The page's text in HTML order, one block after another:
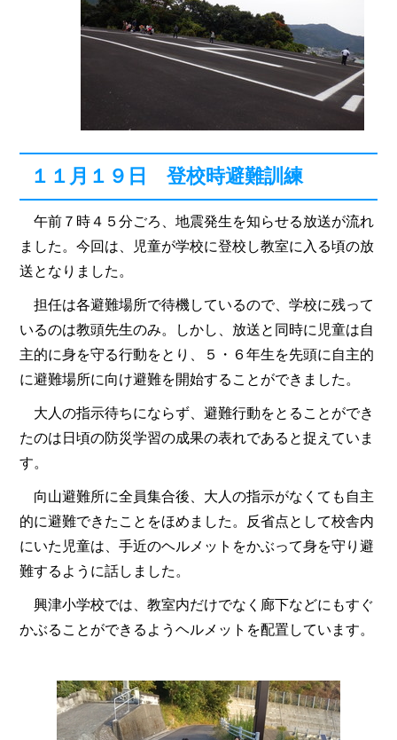
１１月１９日 登校時避難訓練
午前７時４５分ごろ、地震発生を知らせる放送が流れ
ました。今回は、児童が学校に登校し教室に入る頃の放
送となりました。
担任は各避難場所で待機しているので、学校に残って
いるのは教頭先生のみ。しかし、放送と同時に児童は自
主的に身を守る行動をとり、５・６年生を先頭に自主的
に避難場所に向け避難を開始することができました。
大人の指示待ちにならず、避難行動をとることができ
たのは日頃の防災学習の成果の表れであると捉えていま
す。
向山避難所に全員集合後、大人の指示がなくても自主
的に避難できたことをほめました。反省点として校舎内
にいた児童は、手近のヘルメットをかぶって身を守り避
難するように話しました。
興津小学校では、教室内だけでなく廊下などにもすぐ
かぶることができるようヘルメットを配置しています。